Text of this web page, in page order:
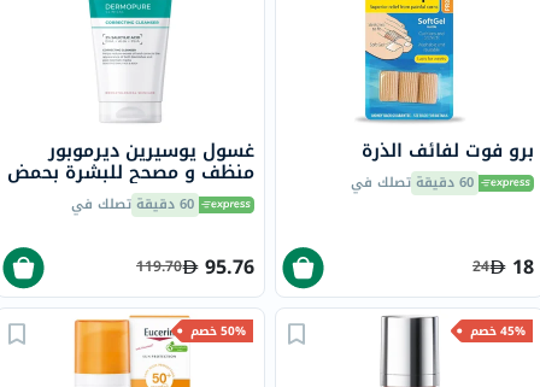
برو فوت لفائف الذرة
60 دقيقة تصلك في
18
24
غسول يوسيرين ديرموبور
منظف و مصحح للبشرة بحمض
الساليسيليك 2%، 150 مل
60 دقيقة تصلك في
95.76
119.70
45% خصم 50% خصم